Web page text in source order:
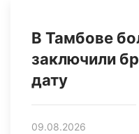
В Тамбове
заключили
дату
09.08.2026